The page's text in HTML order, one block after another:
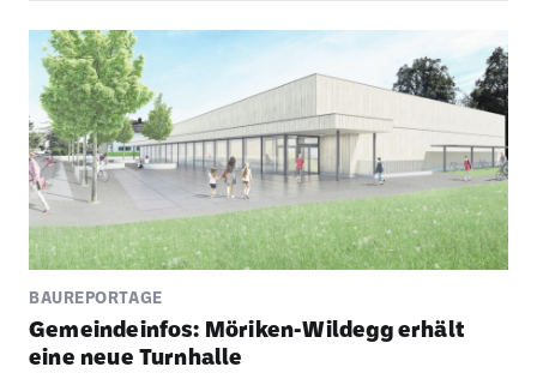
BAUREPORTAGE
Gemein­de­infos: Möriken-Wildegg erhält
eine neue Turn­halle